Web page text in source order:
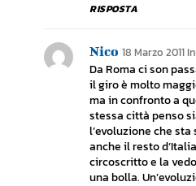
RISPOSTA
Nico 18 Marzo 2011
Da Roma ci son
il giro è molto
ma in confronto a
stessa città penso
l’evoluzione che
anche il resto
circoscritto e la
una bolla.